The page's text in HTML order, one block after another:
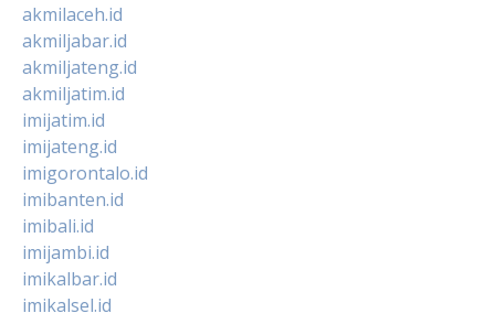
akmilaceh.id
akmiljabar.id
akmiljateng.id
akmiljatim.id
imijatim.id
imijateng.id
imigorontalo.id
imibanten.id
imibali.id
imijambi.id
imikalbar.id
imikalsel.id